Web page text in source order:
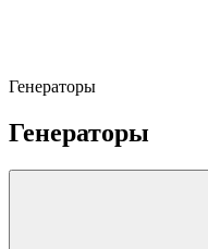
Генераторы
Генераторы